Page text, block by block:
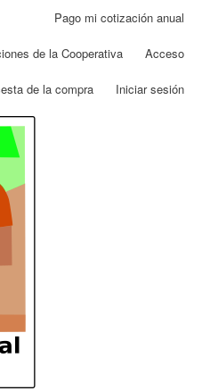
contenido
Pago mi cotización anual
de la Cooperativa Acceso
de la compra Iniciar sesión